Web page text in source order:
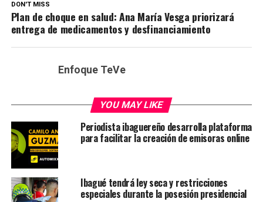
DON'T MISS
Plan de choque en salud: Ana María Vesga priorizará
entrega de medicamentos y desfinanciamiento
Enfoque TeVe
YOU MAY LIKE
Periodista ibaguereño desarrolla plataforma
para facilitar la creación de emisoras online
Ibagué tendrá ley seca y restricciones
especiales durante la posesión presidencial